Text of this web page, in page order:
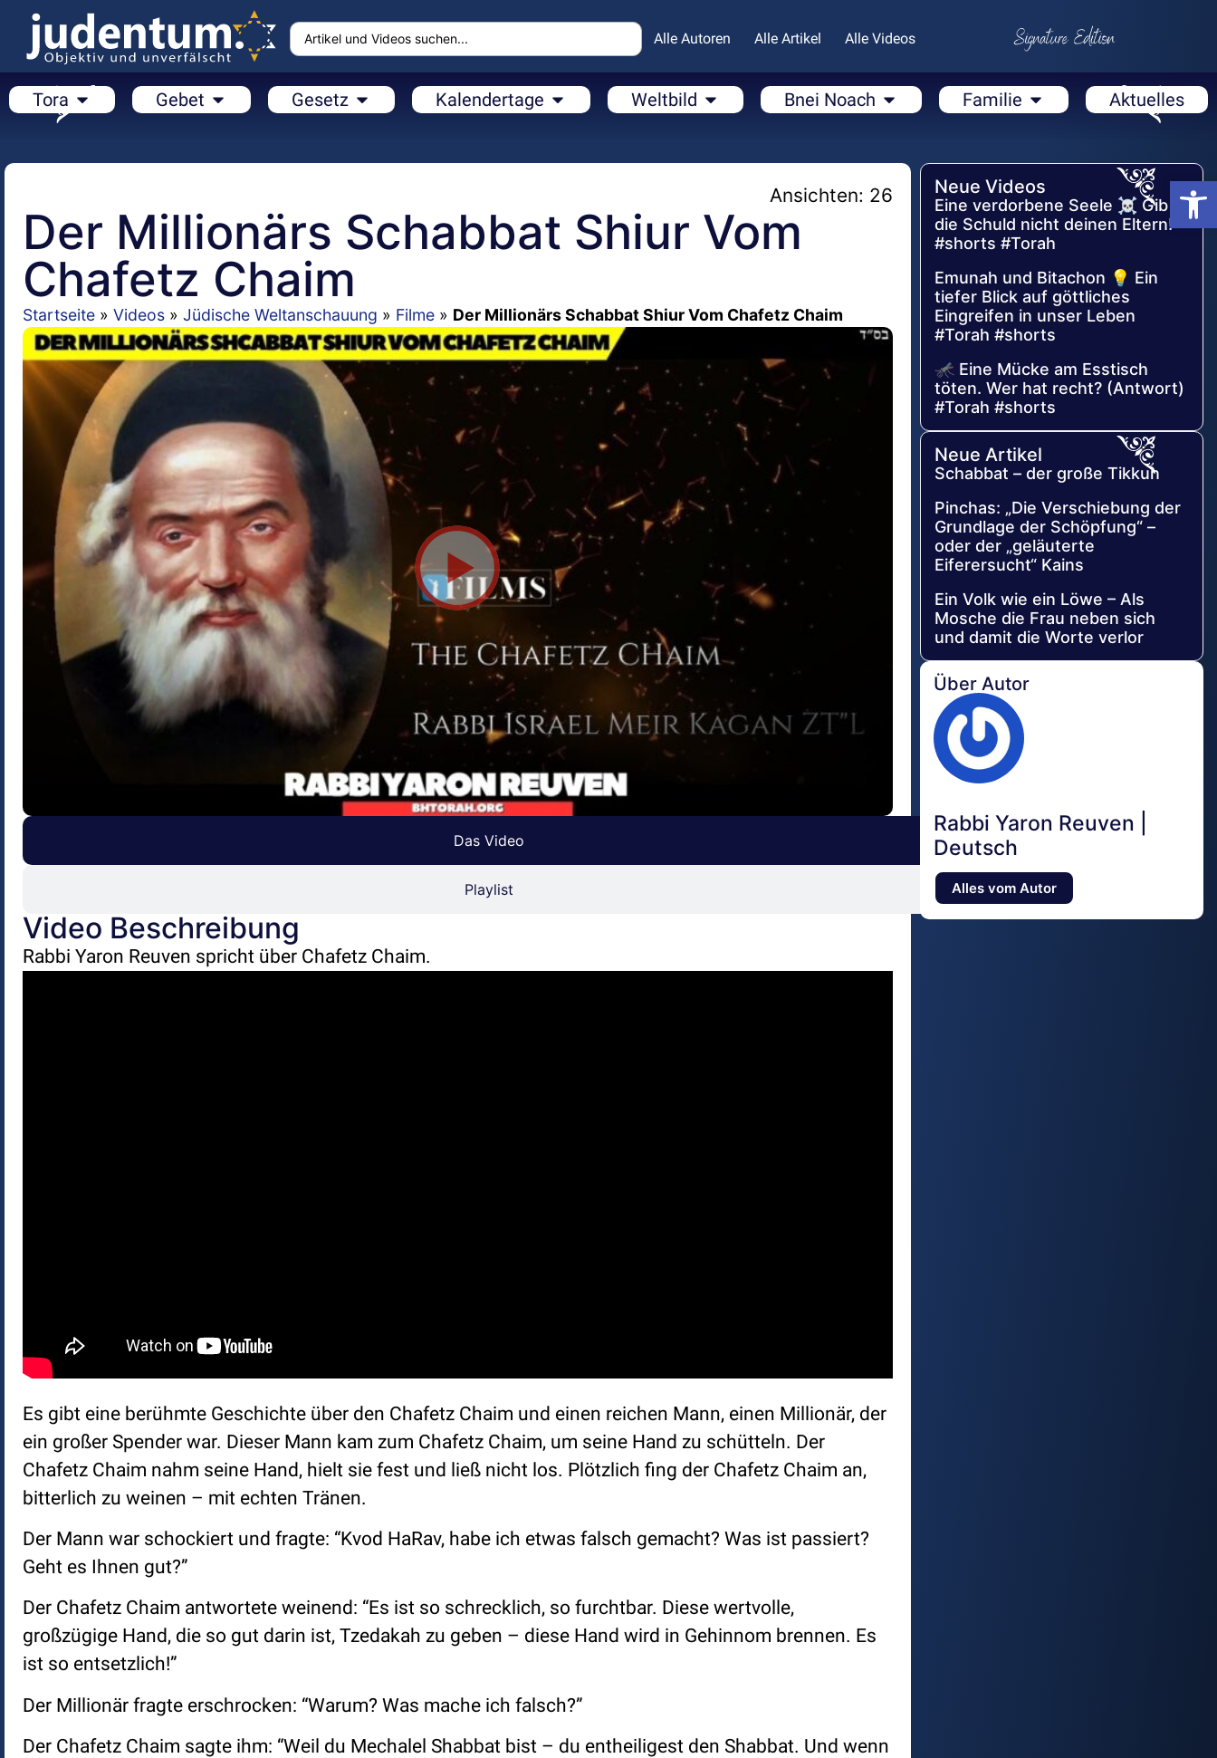
Alle Autoren Alle Artikel Alle Videos
Tora Gebet Gesetz Kalendertage Weltbild Bnei Noach Familie Aktuelles
Ansichten: 26
Der Millionärs Schabbat Shiur Vom
Chafetz Chaim
Startseite » Videos » Jüdische Weltanschauung » Filme » Der Millionärs Schabbat Shiur Vom Chafetz Chaim
Das Video
Playlist
Video Beschreibung
Rabbi Yaron Reuven spricht über Chafetz Chaim.
Es gibt eine berühmte Geschichte über den Chafetz Chaim und einen reichen Mann, einen Millionär, der
ein großer Spender war. Dieser Mann kam zum Chafetz Chaim, um seine Hand zu schütteln. Der
Chafetz Chaim nahm seine Hand, hielt sie fest und ließ nicht los. Plötzlich fing der Chafetz Chaim an,
bitterlich zu weinen – mit echten Tränen.
Der Mann war schockiert und fragte: “Kvod HaRav, habe ich etwas falsch gemacht? Was ist passiert?
Geht es Ihnen gut?”
Der Chafetz Chaim antwortete weinend: “Es ist so schrecklich, so furchtbar. Diese wertvolle,
großzügige Hand, die so gut darin ist, Tzedakah zu geben – diese Hand wird in Gehinnom brennen. Es
ist so entsetzlich!”
Der Millionär fragte erschrocken: “Warum? Was mache ich falsch?”
Der Chafetz Chaim sagte ihm: “Weil du Mechalel Shabbat bist – du entheiligest den Shabbat. Und wenn
Neue Videos
Eine verdorbene Seele ☠️ Gib
die Schuld nicht deinen Eltern!
#shorts #Torah
Emunah und Bitachon 💡 Ein
tiefer Blick auf göttliches
Eingreifen in unser Leben
#Torah #shorts
🦟 Eine Mücke am Esstisch
töten. Wer hat recht? (Antwort)
#Torah #shorts
Neue Artikel
Schabbat – der große Tikkun
Pinchas: „Die Verschiebung der
Grundlage der Schöpfung“ –
oder der „geläuterte
Eiferersucht“ Kains
Ein Volk wie ein Löwe – Als
Mosche die Frau neben sich
und damit die Worte verlor
Über Autor
Rabbi Yaron Reuven |
Deutsch
Alles vom Autor